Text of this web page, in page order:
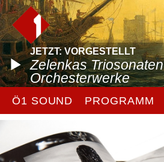
JETZT: VORGESTELLT
Zelenkas
Orchesterwerke
Ö1 SOUND PROGRAMM